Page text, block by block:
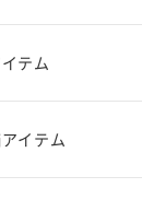
テム
イテム